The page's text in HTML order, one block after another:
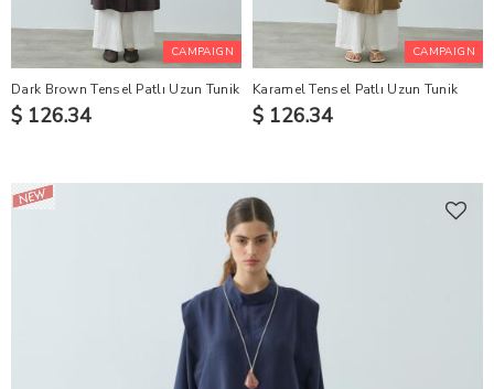
CAMPAIGN
Dark Brown Tensel Patlı Uzun Tunik
$ 126.34
CAMPAIGN
Karamel Tensel Patlı Uzun Tunik
$ 126.34